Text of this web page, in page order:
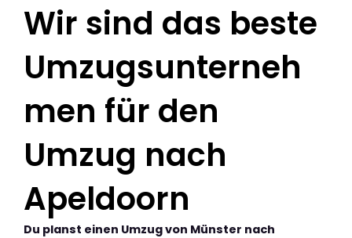
Wir sind das beste
Umzugsunterneh
men für den
Umzug nach
Apeldoorn
Du planst einen Umzug von Münster nach